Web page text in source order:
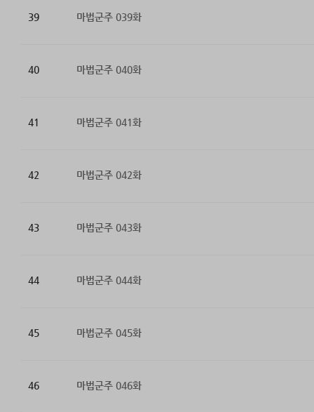
39 마법군주 039화
40 마법군주 040화
41 마법군주 041화
42 마법군주 042화
43 마법군주 043화
44 마법군주 044화
45 마법군주 045화
46 마법군주 046화